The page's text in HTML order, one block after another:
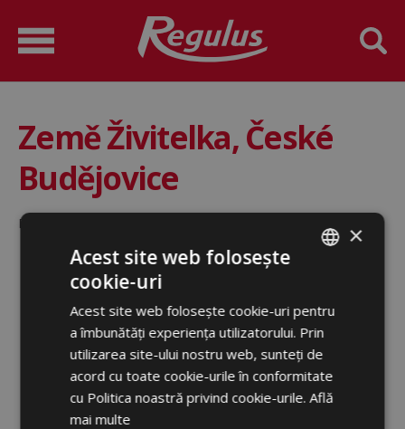
Země Živitelka, České
Budějovice
Data:
ENGLISH
×
Acest site web folosește
cookie-uri
Acest site web folosește cookie-uri pentru
a îmbunătăți experiența utilizatorului. Prin
utilizarea site-ului nostru web, sunteți de
acord cu toate cookie-urile în conformitate
cu Politica noastră privind cookie-urile. Află
mai multe